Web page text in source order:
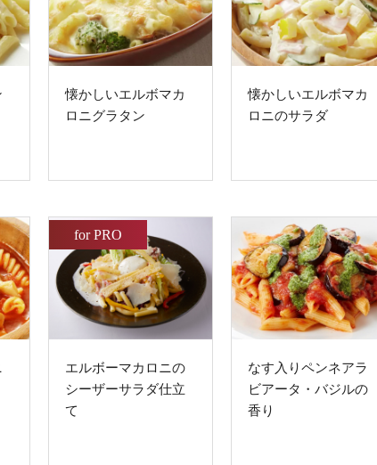
懐かしいエルボマカ
ロニグラタン
懐かしいエルボマカ
ロニのサラダ
for PRO
エルボーマカロニの
シーザーサラダ仕立
て
なす入りペンネアラ
ビアータ・バジルの
香り